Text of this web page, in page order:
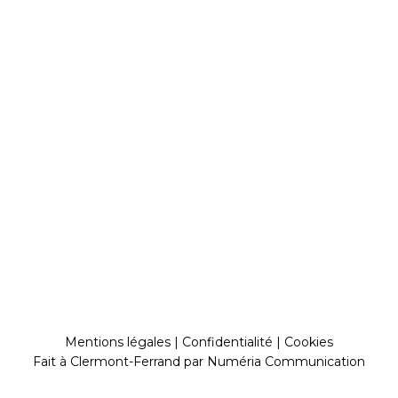
Mentions légales| Confidentialité | Cookies
Fait à Clermont-Ferrand par Numéria Communication